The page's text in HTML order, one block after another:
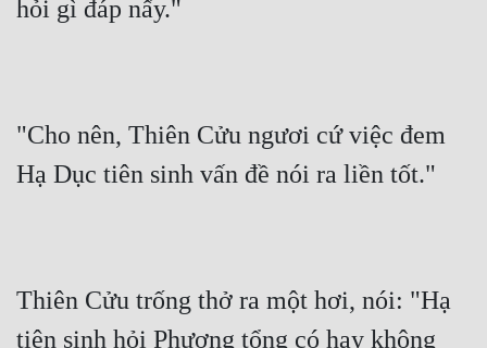
hỏi gì đáp nấy."
"Cho nên, Thiên Cửu ngươi cứ việc đem
Hạ Dục tiên sinh vấn đề nói ra liền tốt."
Thiên Cửu trống thở ra một hơi, nói: "Hạ
tiên sinh hỏi Phương tổng có hay không